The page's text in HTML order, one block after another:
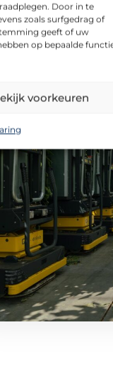
Door in te
zoals surfgedrag of
geeft of uw
op bepaalde
voorkeuren